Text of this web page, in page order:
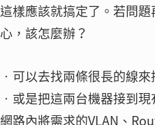
這樣應該就搞定了。若問
心，該怎麼辦？
‧可以去找兩條很長的線來
‧或是把這兩台機器接到
網路內將需求的VLAN、